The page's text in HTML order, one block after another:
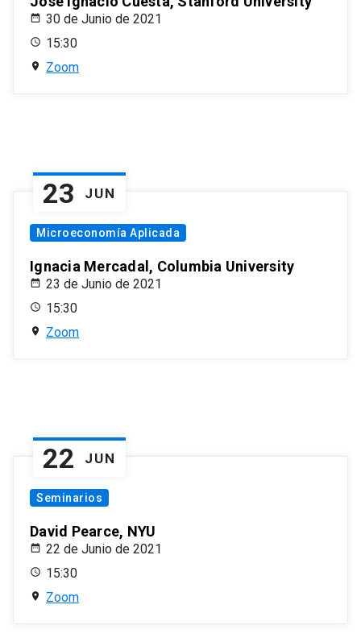
30 de Junio de 2021
15:30
Zoom
23 JUN
Microeconomía Aplicada
Ignacia Mercadal, Columbia University
23 de Junio de 2021
15:30
Zoom
22 JUN
Seminarios
David Pearce, NYU
22 de Junio de 2021
15:30
Zoom